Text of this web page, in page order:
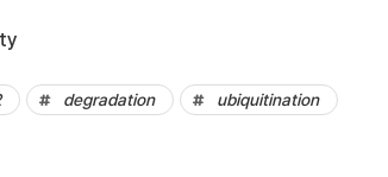
degradation
ubiquitination